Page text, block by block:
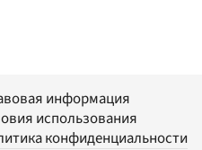
информация
использования
конфиденциальности